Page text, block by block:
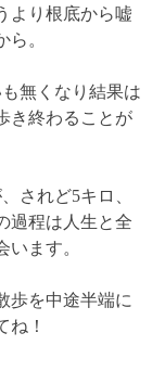
より根底から嘘
。
無くなり結果は
き終わることが
されど5キロ、
過程は人生と全
います。
歩を中途半端に
ね！